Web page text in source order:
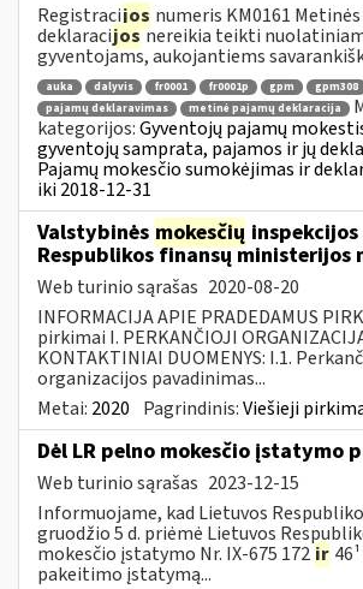
Registracijos numeris KM0161
deklaracijosnereikia teikti
gyventojams, aukojantiems
auka dalyvis fr0001 fr0001p gpm gpm308
pajamų deklaravimas
metinė pajamų deklaracija
kategorijos:Gyventojų pajamų
gyventojų samprata, pajamos ir jų
Pajamų mokesčio sumokėjimas ir
iki 2018-12-31
Valstybinės mokesčių
Respublikos finansų ministerijos
Web turinio sąrašas 2020-08-20
INFORMACIJA APIE PRADEDAMUS
pirkimai I. PERKANČIOJI
KONTAKTINIAI DUOMENYS: I.1.
organizacijos pavadinimas...
Metai: 2020 Pagrindinis:Viešieji
Dėl LR pelno mokesčio įstatymo
Web turinio sąrašas 2023-12-15
Informuojame, kad Lietuvos
gruodžio 5 d. priėmė Lietuvos
mokesčio įstatymo Nr. IX-675 172 ir
pakeitimo įstatymą...